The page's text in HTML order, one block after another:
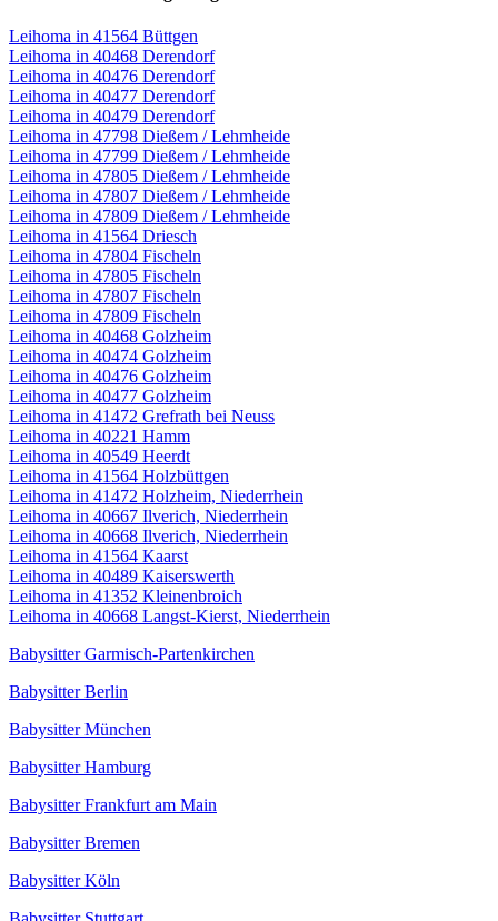
Leihoma in 41564 Büttgen
Leihoma in 40468 Derendorf
Leihoma in 40476 Derendorf
Leihoma in 40477 Derendorf
Leihoma in 40479 Derendorf
Leihoma in 47798 Dießem / Lehmheide
Leihoma in 47799 Dießem / Lehmheide
Leihoma in 47805 Dießem / Lehmheide
Leihoma in 47807 Dießem / Lehmheide
Leihoma in 47809 Dießem / Lehmheide
Leihoma in 41564 Driesch
Leihoma in 47804 Fischeln
Leihoma in 47805 Fischeln
Leihoma in 47807 Fischeln
Leihoma in 47809 Fischeln
Leihoma in 40468 Golzheim
Leihoma in 40474 Golzheim
Leihoma in 40476 Golzheim
Leihoma in 40477 Golzheim
Leihoma in 41472 Grefrath bei Neuss
Leihoma in 40221 Hamm
Leihoma in 40549 Heerdt
Leihoma in 41564 Holzbüttgen
Leihoma in 41472 Holzheim, Niederrhein
Leihoma in 40667 Ilverich, Niederrhein
Leihoma in 40668 Ilverich, Niederrhein
Leihoma in 41564 Kaarst
Leihoma in 40489 Kaiserswerth
Leihoma in 41352 Kleinenbroich
Leihoma in 40668 Langst-Kierst, Niederrhein
Babysitter Garmisch-Partenkirchen
Babysitter Berlin
Babysitter München
Babysitter Hamburg
Babysitter Frankfurt am Main
Babysitter Bremen
Babysitter Köln